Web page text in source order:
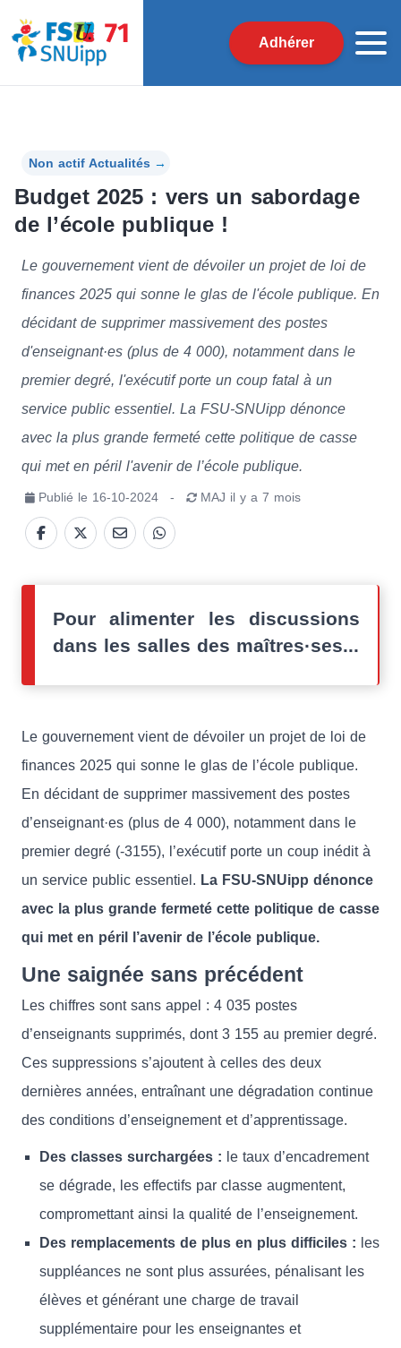
Adhérer
Non actif Actualités →
Budget 2025 : vers un sabordage
de l’école publique !
Le gouvernement vient de dévoiler un projet de loi de
finances 2025 qui sonne le glas de l'école publique. En
décidant de supprimer massivement des postes
d'enseignant·es (plus de 4 000), notamment dans le
premier degré, l'exécutif porte un coup fatal à un
service public essentiel. La FSU-SNUipp dénonce
avec la plus grande fermeté cette politique de casse
qui met en péril l'avenir de l’école publique.
Publié le 16-10-2024 - MAJ il y a 7 mois
Pour alimenter les discussions
dans les salles des maîtres·ses...
Le gouvernement vient de dévoiler un projet de loi de
finances 2025 qui sonne le glas de l’école publique.
En décidant de supprimer massivement des postes
d’enseignant·es (plus de 4 000), notamment dans le
premier degré (-3155), l’exécutif porte un coup inédit à
un service public essentiel. La FSU-SNUipp dénonce
avec la plus grande fermeté cette politique de casse
qui met en péril l’avenir de l’école publique.
Une saignée sans précédent
Les chiffres sont sans appel : 4 035 postes
d’enseignants supprimés, dont 3 155 au premier degré.
Ces suppressions s’ajoutent à celles des deux
dernières années, entraînant une dégradation continue
des conditions d’enseignement et d’apprentissage.
Des classes surchargées : le taux d’encadrement
se dégrade, les effectifs par classe augmentent,
compromettant ainsi la qualité de l’enseignement.
Des remplacements de plus en plus difficiles : les
suppléances ne sont plus assurées, pénalisant les
élèves et générant une charge de travail
supplémentaire pour les enseignantes et